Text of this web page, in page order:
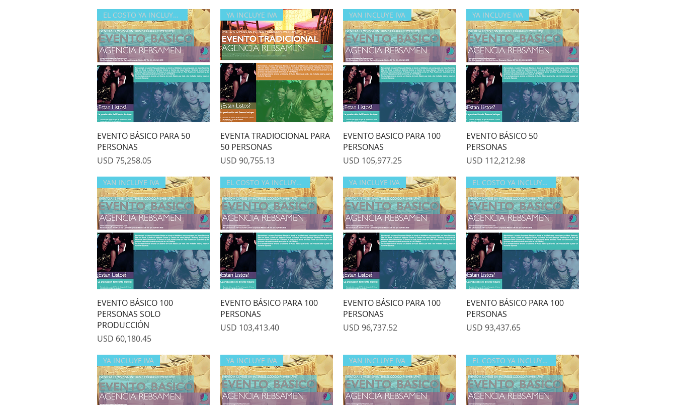
Quick View
EL COSTO YA INCLUYE IVA
EVENTO BÁSICO PARA 50
PERSONAS
Price
USD 75,258.05
Quick View
YA INCLUYE IVA
EVENTA TRADIOCIONAL PARA
50 PERSONAS
Price
USD 90,755.13
Quick View
YAN INCLUYE IVA
EVENTO BASICO PARA 100
PERSONAS
Price
USD 105,977.25
Quick View
YA INCLUYE IVA
EVENTO BÁSICO 50
PERSONAS
Price
USD 112,212.98
Quick View
YAN INCLUYE IVA
EVENTO BÁSICO 100
PERSONAS SOLO
PRODUCCIÓN
Price
USD 60,180.45
Quick View
EL COSTO YA INCLUYE IVA
EVENTO BÁSICO PARA 100
PERSONAS
Price
USD 103,413.40
Quick View
YA INCLUYE IVA
EVENTO BÁSICO PARA 100
PERSONAS
Price
USD 96,737.52
Quick View
EL COSTO YA INCLUYE IVA
EVENTO BÁSICO PARA 100
PERSONAS
Price
USD 93,437.65
YA INCLUYE IVA YA INCLUYE IVA YAN INCLUYE IVA EL COSTO YA INCLUYE IVA